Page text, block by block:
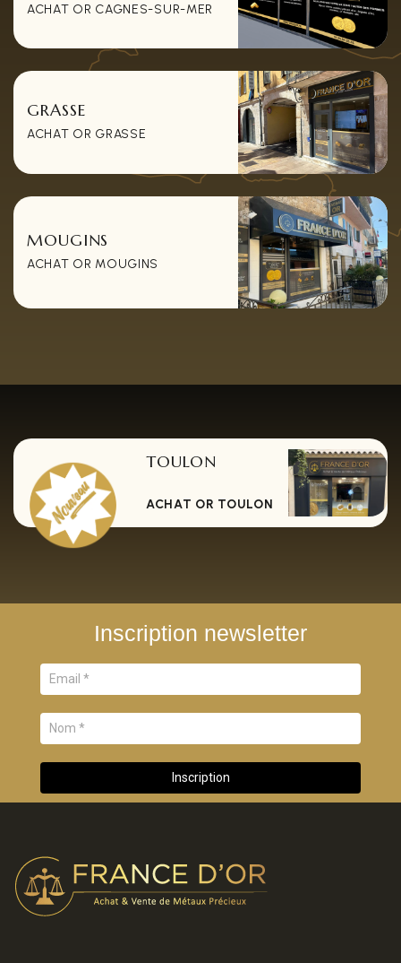
ACHAT OR CAGNES-SUR-MER
GRASSE
ACHAT OR GRASSE
MOUGINS
ACHAT OR MOUGINS
TOULON
ACHAT OR TOULON
Inscription newsletter